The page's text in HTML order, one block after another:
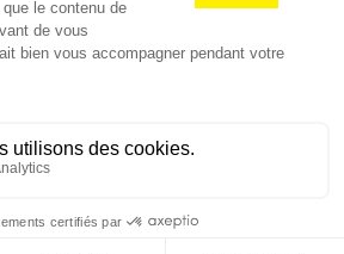
:je consulte la revue en